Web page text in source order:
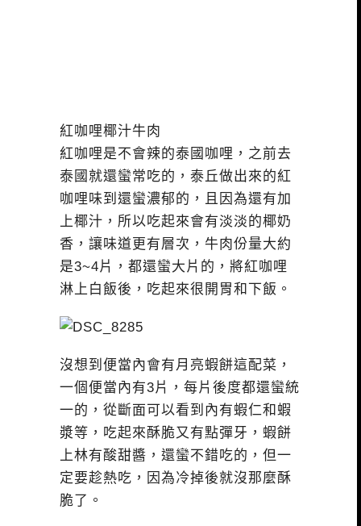
紅咖哩椰汁牛肉
紅咖哩是不會辣的泰國咖哩，之前去
泰國就還蠻常吃的，泰丘做出來的紅
咖哩味到還蠻濃郁的，且因為還有加
上椰汁，所以吃起來會有淡淡的椰奶
香，讓味道更有層次，牛肉份量大約
是3~4片，都還蠻大片的，將紅咖哩
淋上白飯後，吃起來很開胃和下飯。
沒想到便當內會有月亮蝦餅這配菜，
一個便當內有3片，每片後度都還蠻統
一的，從斷面可以看到內有蝦仁和蝦
漿等，吃起來酥脆又有點彈牙，蝦餅
上林有酸甜醬，還蠻不錯吃的，但一
定要趁熱吃，因為冷掉後就沒那麼酥
脆了。